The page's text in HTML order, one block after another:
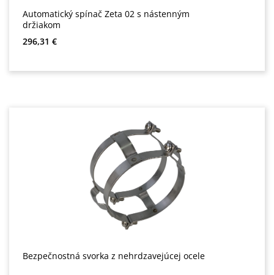
Automatický spínač Zeta 02 s nástenným
držiakom
Bežná cena:
296,31 €
Bezpečnostná svorka z nehrdzavejúcej ocele